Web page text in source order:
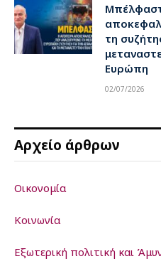
τη
Ευρώπη
02/07/2026
Αρχείο άρθρων
Οικονομία
Κοινωνία
Εξωτερική πολιτική και